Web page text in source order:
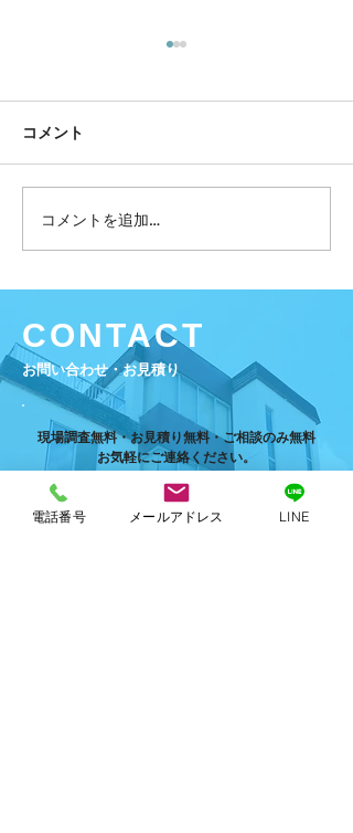
マイベストプロ５月１４
日中国新聞朝刊掲載
コメント
コメントを追加…
CONTACT
​お問い合わせ・お見積り
現場調査無料・お見積り無料・ご相談のみ無料
お気軽にご連絡ください。
お電話のお問い合わせは自動音声が流れます
自動音声終了後にお名前、お電話番号、ご用件をお
話しください
電話番号 メールアドレス LINE